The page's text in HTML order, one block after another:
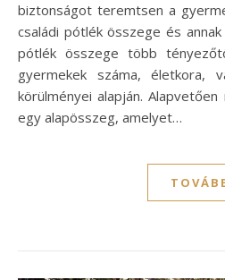
biztonságot teremtsen a
családi pótlék összege és
pótlék összege több
gyermekek száma, életkora,
körülményei alapján.
egy alapösszeg, amelyet…